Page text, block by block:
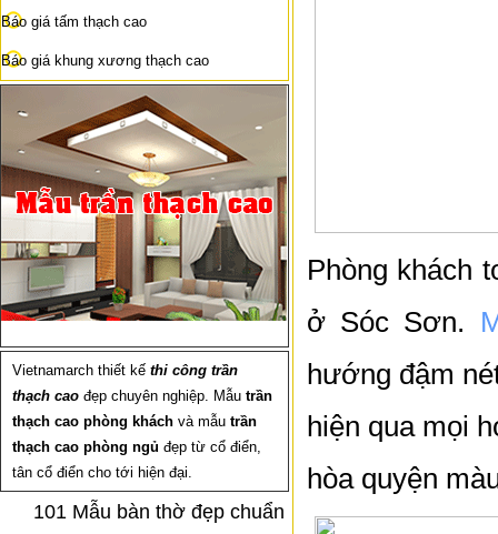
Báo giá tấm thạch cao
Báo giá khung xương thạch cao
Vietnamarch thiết kế thi công trần
thạch cao đẹp chuyên nghiệp. Mẫu trần
thạch cao phòng khách và mẫu trần
thạch cao phòng ngủ đẹp từ cổ điển,
tân cổ điển cho tới hiện đại.
101 Mẫu bàn thờ đẹp chuẩn
Phòng khách
ở Sóc Sơn.
hướng đậm
hiện qua mọi
hòa quyện